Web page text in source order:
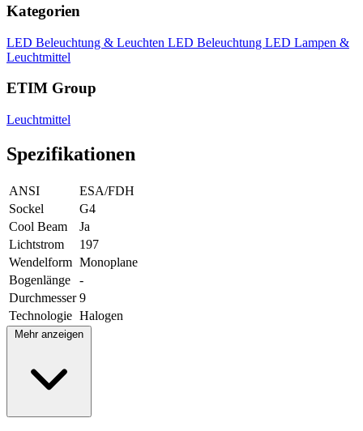
Kategorien
LED Beleuchtung & Leuchten LED Beleuchtung LED Lampen &
Leuchtmittel
ETIM Group
Leuchtmittel
Spezifikationen
ANSI
ESA/FDH
Sockel
G4
Cool Beam
Ja
Lichtstrom
197
Wendelform Monoplane
Bogenlänge
-
Durchmesser 9
Technologie Halogen
Mehr anzeigen